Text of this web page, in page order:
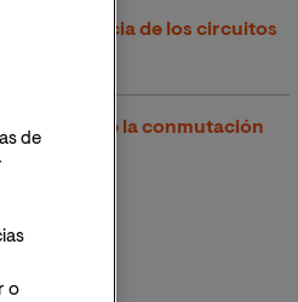
e importancia de los circuitos
de la conmutación
de
o